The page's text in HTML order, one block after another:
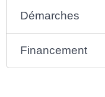
Démarches
Financement